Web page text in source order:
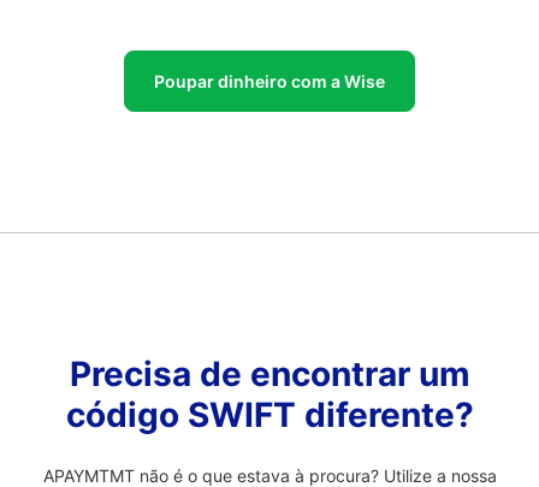
Poupar dinheiro com a Wise
Precisa de encontrar um
código SWIFT diferente?
APAYMTMT não é o que estava à procura? Utilize a nossa